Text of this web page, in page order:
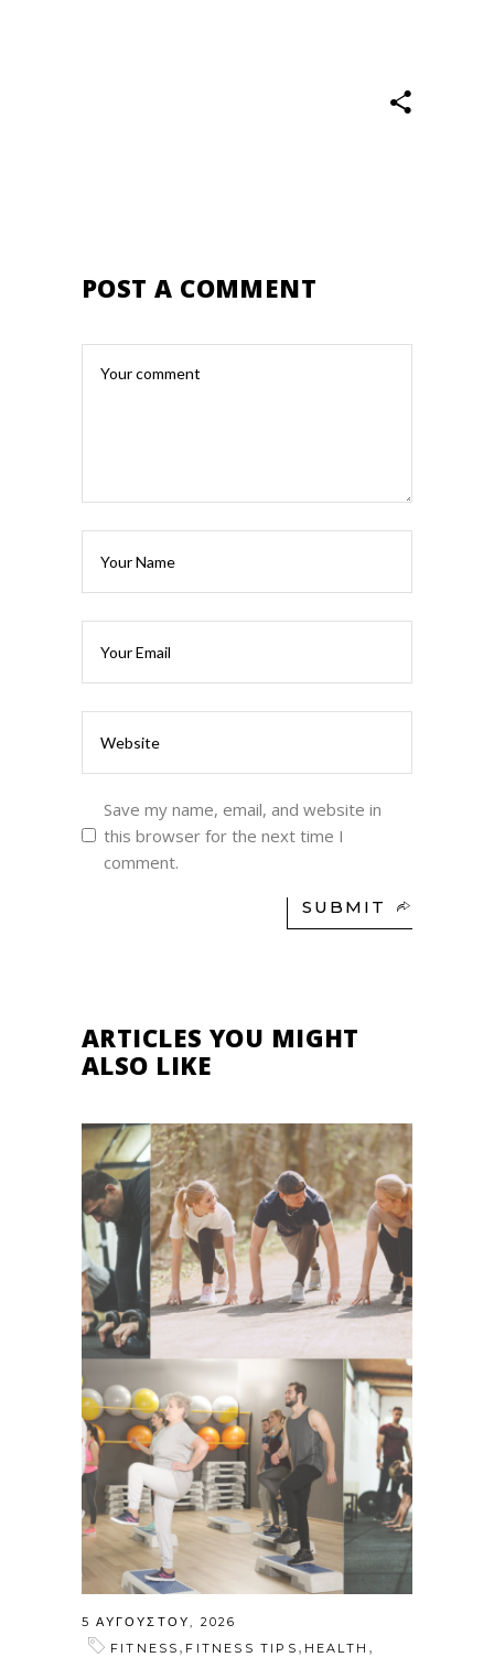
POST A COMMENT
Save my name, email, and website in
this browser for the next time I
comment.
SUBMIT
ARTICLES YOU MIGHT
ALSO LIKE
5 ΑΥΓΟΎΣΤΟΥ, 2026
FITNESS , FITNESS TIPS , HEALTH ,